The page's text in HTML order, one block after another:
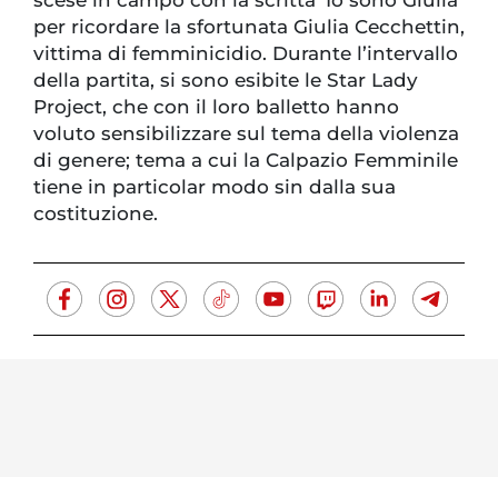
per ricordare la sfortunata Giulia Cecchettin,
vittima di femminicidio. Durante l’intervallo
della partita, si sono esibite le Star Lady
Project, che con il loro balletto hanno
voluto sensibilizzare sul tema della violenza
di genere; tema a cui la Calpazio Femminile
tiene in particolar modo sin dalla sua
costituzione.